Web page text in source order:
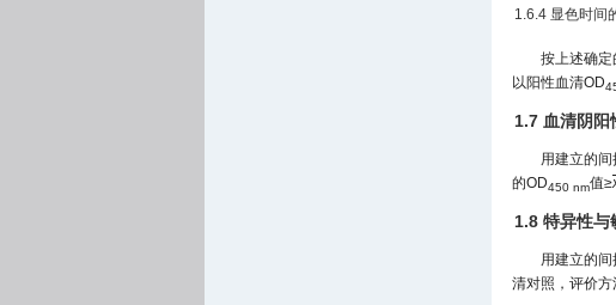
1.6.4 显色时间
按上述确
以阳性血清OD
1.7 血清阴阳
用建立的
的OD450 nm值≥
1.8 特异性与
用建立的
清对照，评价方